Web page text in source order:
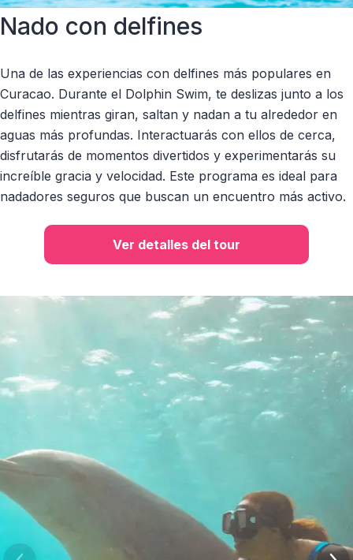
Nado con delfines
Una de las experiencias con delfines más populares en
Curacao. Durante el Dolphin Swim, te deslizas junto a los
delfines mientras giran, saltan y nadan a tu alrededor en
aguas más profundas. Interactuarás con ellos de cerca,
disfrutarás de momentos divertidos y experimentarás su
increíble gracia y velocidad. Este programa es ideal para
nadadores seguros que buscan un encuentro más activo.
Ver detalles del tour